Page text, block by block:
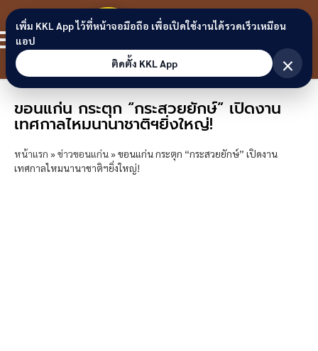
Skip to content
ขอนแก่น
ลิงก์
ขอนแก่น กระตุก “กระสวยยักษ์” เปิดงาน
เทศกาลไหมนานาชาติฯยิ่งใหญ่!
หน้าแรก »ข่าวขอนแก่น»ขอนแก่น กระตุก “กระสวยยักษ์” เปิดงาน
เทศกาลไหมนานาชาติฯยิ่งใหญ่!
เพิ่ม KKL App ไว้ที่หน้าจอมือถือ เพื่อเปิดใช้งานได้รวดเร็วเหมือน
แอป
ติดตั้ง KKL App
×